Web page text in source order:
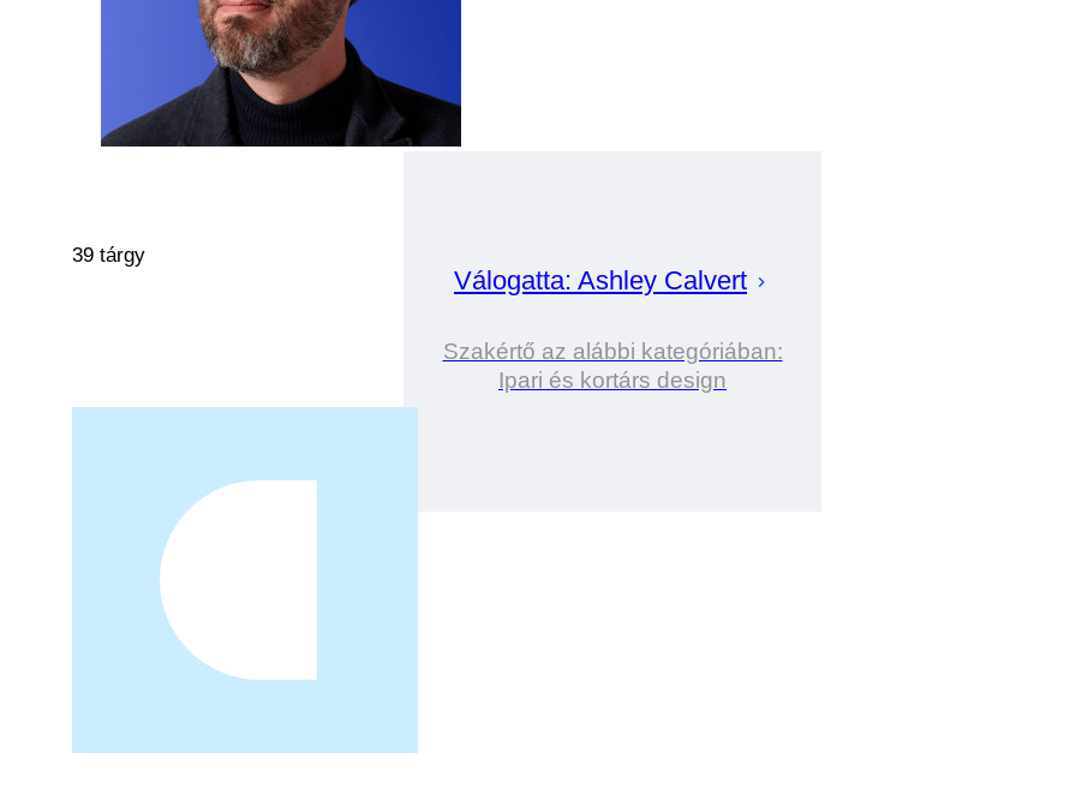
Válogatta: Ashley Calvert
Szakértő az alábbi kategóriában:
Ipari és kortárs design
39 tárgy